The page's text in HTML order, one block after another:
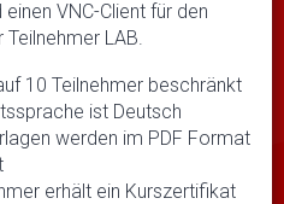
VNC-Client für den
Teilnehmer LAB.
10 Teilnehmer beschränkt
ist Deutsch
werden im PDF Format
erhält ein Kurszertifikat